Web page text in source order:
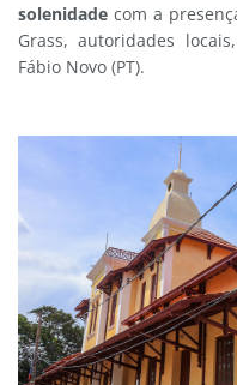
solenidade com a
Grass, autoridades
Fábio Novo (PT).